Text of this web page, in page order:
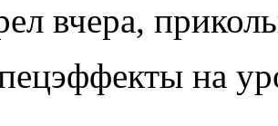
вчера,
на